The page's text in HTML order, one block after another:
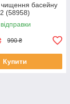
чищення басейну
(58958)
990 ₴
Купити